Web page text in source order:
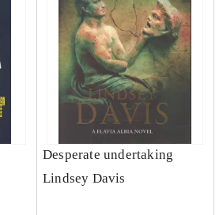
Desperate undertaking
Lindsey Davis